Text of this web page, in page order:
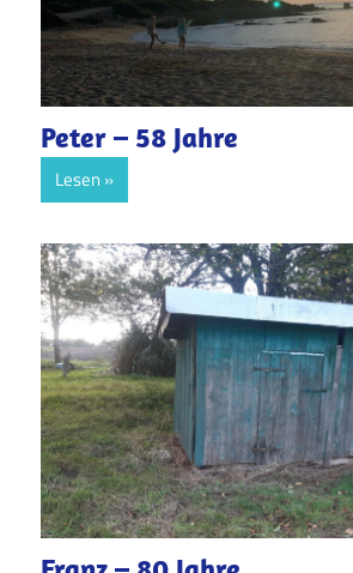
Peter – 58 Jahre
Lesen